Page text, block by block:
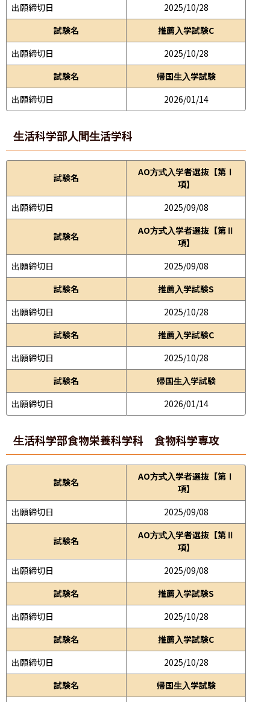
出願締切日
2025/10/28
試験名
推薦入学試験C
出願締切日
2025/10/28
試験名
帰国生入学試験
出願締切日
2026/01/14
生活科学部人間生活学科
試験名
AO方式入学者選抜【第Ⅰ
項】
出願締切日
2025/09/08
試験名
AO方式入学者選抜【第Ⅱ
項】
出願締切日
2025/09/08
試験名
推薦入学試験S
出願締切日
2025/10/28
試験名
推薦入学試験C
出願締切日
2025/10/28
試験名
帰国生入学試験
出願締切日
2026/01/14
生活科学部食物栄養科学科 食物科学専攻
試験名
AO方式入学者選抜【第Ⅰ
項】
出願締切日
2025/09/08
試験名
AO方式入学者選抜【第Ⅱ
項】
出願締切日
2025/09/08
試験名
推薦入学試験S
出願締切日
2025/10/28
試験名
推薦入学試験C
出願締切日
2025/10/28
試験名
帰国生入学試験